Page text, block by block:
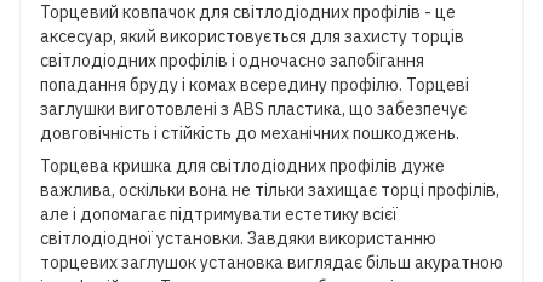
Торцевий ковпачок для світлодіодних профілів - це
аксесуар, який використовується для захисту торців
світлодіодних профілів і одночасно запобігання
попадання бруду і комах всередину профілю. Торцеві
заглушки виготовлені з ABS пластика, що забезпечує
довговічність і стійкість до механічних пошкоджень.
Торцева кришка для світлодіодних профілів дуже
важлива, оскільки вона не тільки захищає торці профілів,
але і допомагає підтримувати естетику всієї
світлодіодної установки. Завдяки використанню
торцевих заглушок установка виглядає більш акуратною